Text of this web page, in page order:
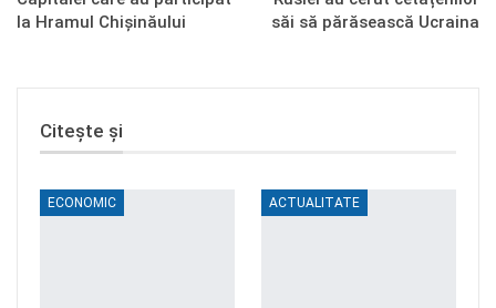
la Hramul Chișinăului
săi să părăsească Ucraina
Citește și
ECONOMIC ACTUALITATE